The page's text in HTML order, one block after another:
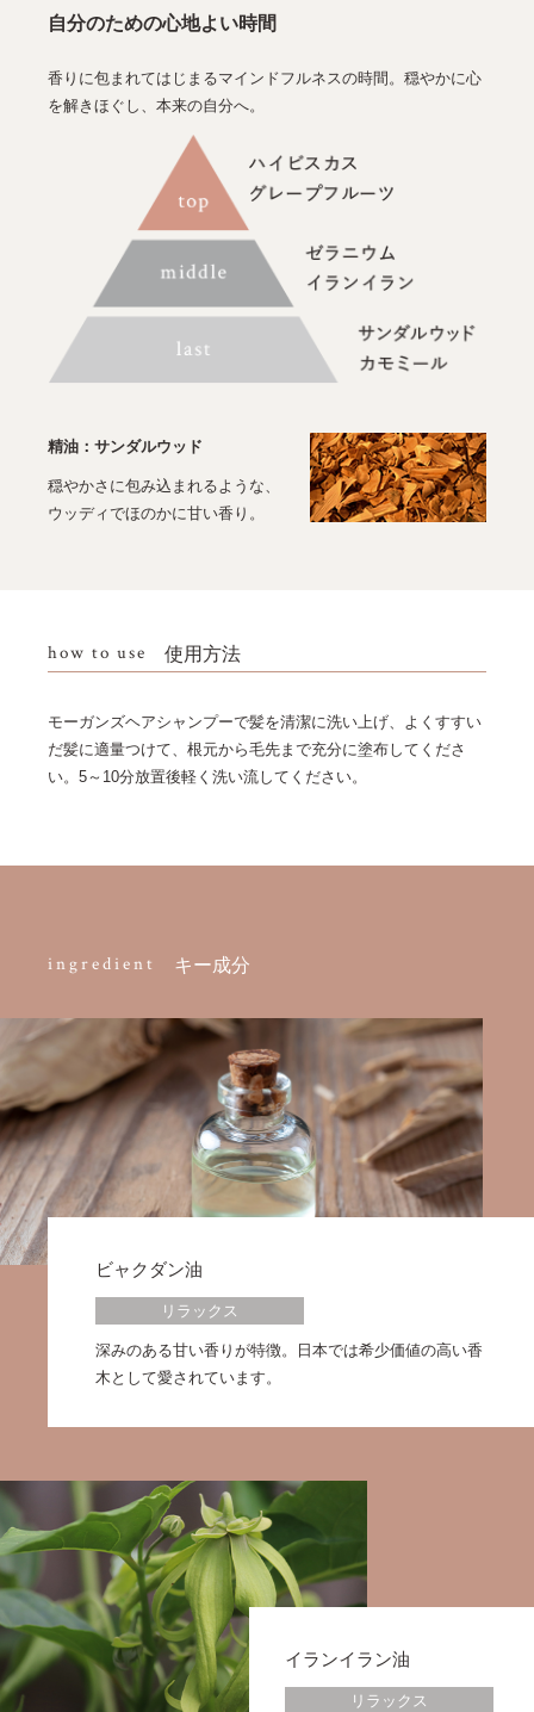
自分のための心地よい時間
香りに包まれてはじまるマインドフルネスの時間。穏やかに心
を解きほぐし、本来の自分へ。
精油：サンダルウッド
穏やかさに包み込まれるような、
ウッディでほのかに甘い香り。
how to use 使用方法
モーガンズヘアシャンプーで髪を清潔に洗い上げ、よくすすい
だ髪に適量つけて、根元から毛先まで充分に塗布してくださ
い。5～10分放置後軽く洗い流してください。
ingredient キー成分
ビャクダン油
リラックス
深みのある甘い香りが特徴。日本では希少価値の高い香
木として愛されています。
イランイラン油
リラックス